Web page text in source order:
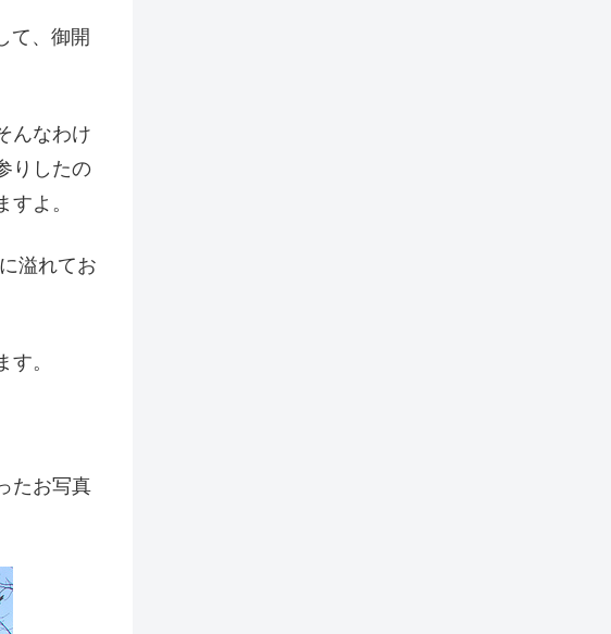
て、御開
んなわけ
りしたの
よ。
溢れてお
。
たお写真